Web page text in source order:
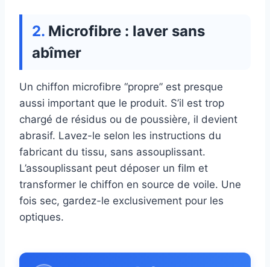
Microfibre : laver sans
abîmer
Un chiffon microfibre “propre” est presque
aussi important que le produit. S’il est trop
chargé de résidus ou de poussière, il devient
abrasif. Lavez-le selon les instructions du
fabricant du tissu, sans assouplissant.
L’assouplissant peut déposer un film et
transformer le chiffon en source de voile. Une
fois sec, gardez-le exclusivement pour les
optiques.